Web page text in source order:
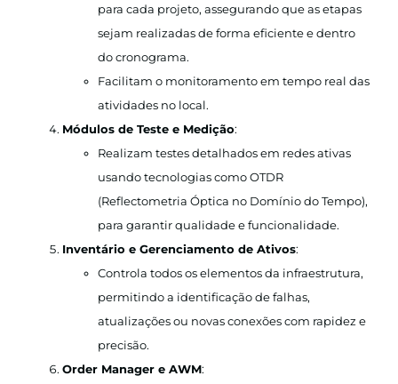
para cada projeto, assegurando que as etapas
sejam realizadas de forma eficiente e dentro
do cronograma.
Facilitam o monitoramento em tempo real das
atividades no local.
Módulos de Teste e Medição:
Realizam testes detalhados em redes ativas
usando tecnologias como OTDR
(Reflectometria Óptica no Domínio do Tempo),
para garantir qualidade e funcionalidade.
Inventário e Gerenciamento de Ativos:
Controla todos os elementos da infraestrutura,
permitindo a identificação de falhas,
atualizações ou novas conexões com rapidez e
precisão.
Order Manager e AWM: